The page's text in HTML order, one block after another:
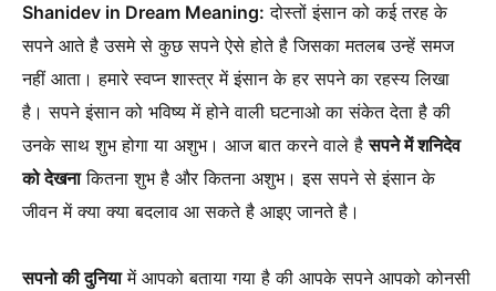
Shanidev in Dream Meaning: दोस्तों इंसान को कई तरह के
सपने आते है उसमे से कुछ सपने ऐसे होते है जिसका मतलब उन्हें समज
नहीं आता। हमारे स्वप्न शास्त्र में इंसान के हर सपने का रहस्य लिखा
है। सपने इंसान को भविष्य में होने वाली घटनाओ का संकेत देता है की
उनके साथ शुभ होगा या अशुभ। आज बात करने वाले हैसपने में शनिदेव
को देखनाकितना शुभ है और कितना अशुभ। इस सपने से इंसान के
जीवन में क्या क्या बदलाव आ सकते है आइए जानते है।
सपनो की दुनियामें आपको बताया गया है की आपके सपने आपको कोनसी